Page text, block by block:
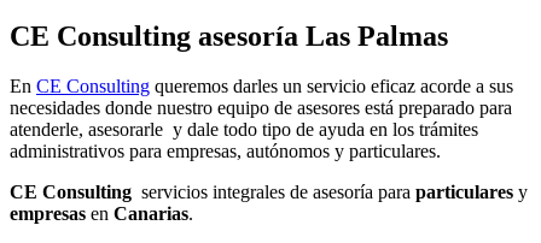
CE Consulting asesoría Las Palmas
En CE Consulting queremos darles un servicio eficaz acorde a sus
necesidades donde nuestro equipo de asesores está preparado para
atenderle, asesorarle y dale todo tipo de ayuda en los trámites
administrativos para empresas, autónomos y particulares.
CE Consulting servicios integrales de asesoría para particulares y
empresas en Canarias.